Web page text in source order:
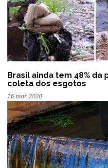
Brasil ainda tem 48% da
coleta dos esgotos
16 mar 2020